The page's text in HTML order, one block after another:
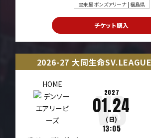
宝来屋 ボンズアリーナ | 福島県
チケット購入
2026-27 大同生命
HOME
2027
01.24
(日)
13:05